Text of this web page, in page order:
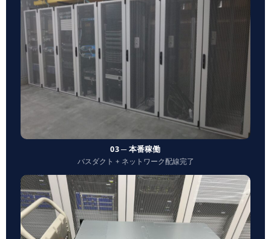
03 ─ 本番稼働
バスダクト + ネットワーク配線完了